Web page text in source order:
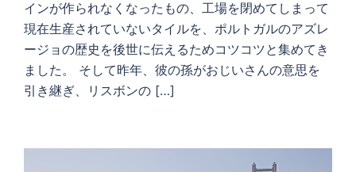
インが作られなくなったもの、工場を閉めてしまって
現在生産されていないタイルを、ポルトガルのアズレ
ージョの歴史を後世に伝えるためコツコツと集めてき
ました。 そして昨年、彼の孫がおじいさんの意思を
引き継ぎ、リスボンの […]